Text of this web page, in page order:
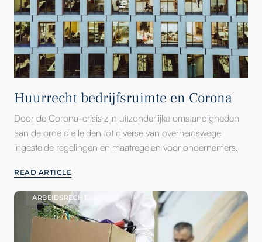
Huurrecht bedrijfsruimte en Corona
Door de Corona-crisis zijn uitzonderlijke omstandigheden
aan de orde die leiden tot diverse van overheidswege
ingestelde regelingen en maatregelen voor ondernemers.
READ ARTICLE
ARBEIDSRECHT